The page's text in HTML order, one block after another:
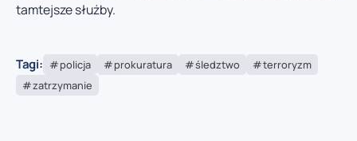
tamtejsze służby.
Tagi: policja prokuratura śledztwo
terroryzm
zatrzymanie